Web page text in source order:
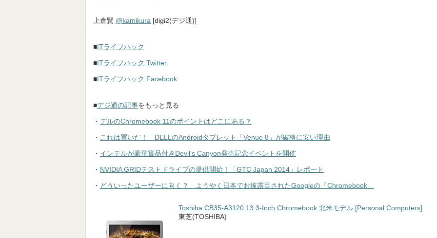
上倉賢 @kamikura [digi2(デジ通)]
■ITライフハック
■ITライフハック Twitter
■ITライフハック Facebook
■デジ通の記事をもっと見る
・ デルのChromebook 11のポイントはどこにある？
・ これは買いだ！ DELLのAndroidタブレット「Venue 8」が破格に安い理由
・ インテルが豪華賞品付きDevil’s Canyon発売記念イベントを開催
・ NVIDIA GRIDテストドライブの提供開始！「GTC Japan 2014」レポート
・ どういったユーザーに向く？ ようやく日本でお披露目されたGoogleの「Chromebook」
Toshiba CB35-A3120 13.3-Inch Chromebook 北米モデル [Personal Computers]
東芝(TOSHIBA)